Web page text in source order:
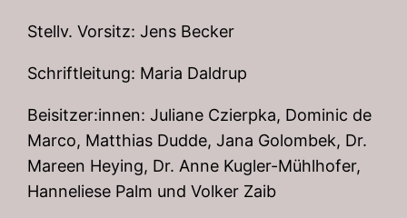
Stellv. Vorsitz: Jens Becker
Schriftleitung: Maria Daldrup
Beisitzer:innen: Juliane Czierpka, Dominic de
Marco, Matthias Dudde, Jana Golombek, Dr.
Mareen Heying, Dr. Anne Kugler-Mühlhofer,
Hanneliese Palm und Volker Zaib